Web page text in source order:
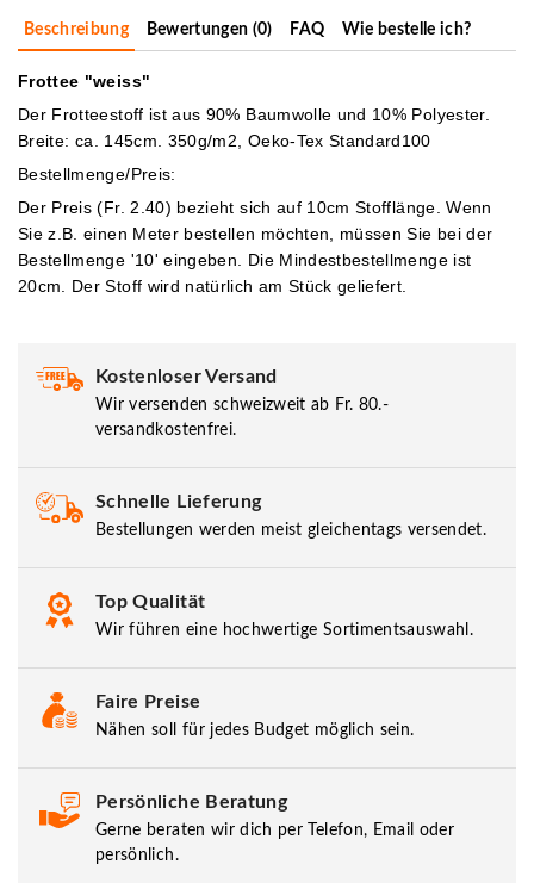
Beschreibung Bewertungen (0) FAQ Wie bestelle ich?
Frottee "weiss"
Der Frotteestoff ist aus 90% Baumwolle und 10% Polyester.
Breite: ca. 145cm. 350g/m2, Oeko-Tex Standard100
Bestellmenge/Preis:
Der Preis (Fr. 2.40) bezieht sich auf 10cm Stofflänge. Wenn
Sie z.B. einen Meter bestellen möchten, müssen Sie bei der
Bestellmenge '10' eingeben. Die Mindestbestellmenge ist
20cm. Der Stoff wird natürlich am Stück geliefert.
Kostenloser Versand
Wir versenden schweizweit ab Fr. 80.-
versandkostenfrei.
Schnelle Lieferung
Bestellungen werden meist gleichentags versendet.
Top Qualität
Wir führen eine hochwertige Sortimentsauswahl.
Faire Preise
Nähen soll für jedes Budget möglich sein.
Persönliche Beratung
Gerne beraten wir dich per Telefon, Email oder
persönlich.